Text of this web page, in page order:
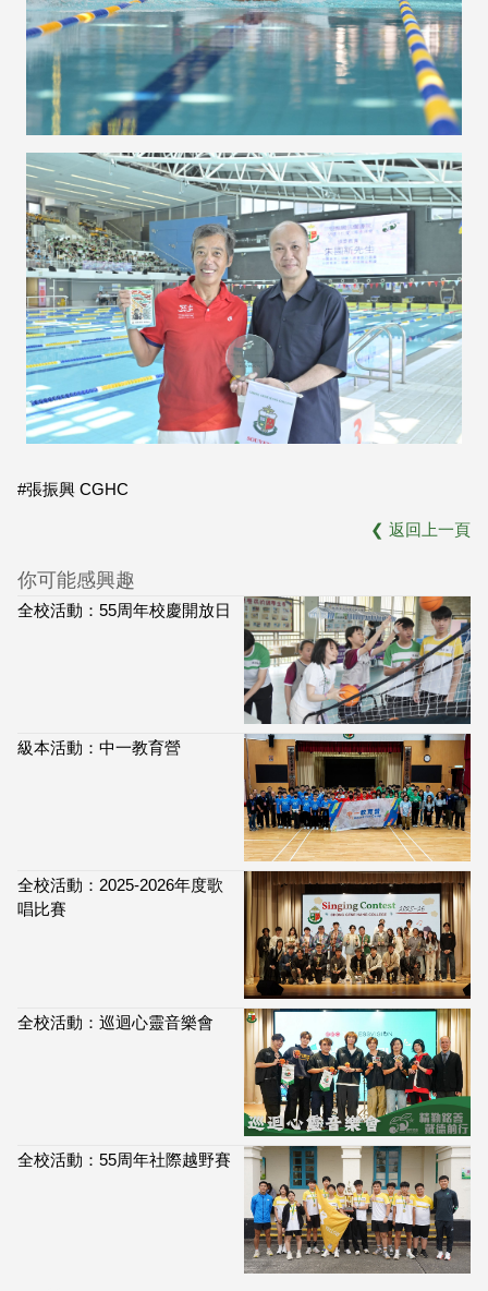
#張振興 CGHC
❮ 返回上一頁
你可能感興趣
全校活動：55周年校慶開放日
級本活動：中一教育營
全校活動：2025-2026年度歌
唱比賽
全校活動：巡迴心靈音樂會
全校活動：55周年社際越野賽